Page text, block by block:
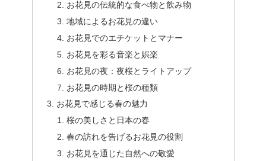
お花見の伝統的な食べ物と飲み物
地域によるお花見の違い
お花見でのエチケットとマナー
お花見を彩る音楽と娯楽
お花見の夜：夜桜とライトアップ
お花見の時期と桜の種類
お花見で感じる春の魅力
桜の美しさと日本の春
春の訪れを告げるお花見の役割
お花見を通じた自然への敬愛